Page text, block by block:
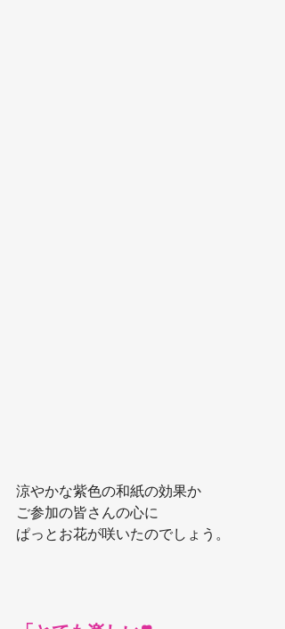
涼やかな紫色の和紙の効果か
ご参加の皆さんの心に
ぱっとお花が咲いたのでしょう。